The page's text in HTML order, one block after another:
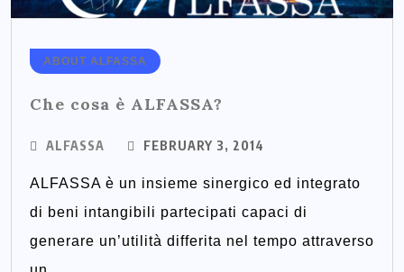
ABOUT ALFASSA
Che cosa è ALFASSA?
ALFASSA FEBRUARY 3, 2014
ALFASSA è un insieme sinergico ed integrato
di beni intangibili partecipati capaci di
generare un’utilità differita nel tempo attraverso